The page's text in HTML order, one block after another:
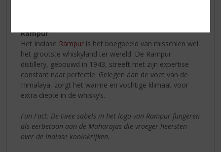
Rampur
Het Indiase Rampur is het boegbeeld van misschien wel
het grootste whiskyland ter wereld. De Rampur
distillery, gebouwd in 1943, streeft met zijn expertise
constant naar perfectie. Gelegen aan de voet van de
Himalaya, zorgt het warme en vochtige klimaat voor
extra diepte in de whisky’s.
Fun Fact: De twee sabels in het logo van Rampur fungeren
als eerbetoon aan de Maharajas die vroeger heersten
over de Indiase koninkrijken.